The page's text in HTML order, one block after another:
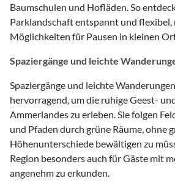
Baumschulen und Hofläden. So
Parklandschaft entspannt und flexibel,
Möglichkeiten für Pausen in kleinen
Spaziergänge und leichte
Spaziergänge und leichte
hervorragend, um die ruhige Geest-
Ammerlandes zu erleben. Sie folgen
und Pfaden durch grüne Räume, ohne
Höhenunterschiede bewältigen zu
Region besonders auch für Gäste mit
angenehm zu erkunden.